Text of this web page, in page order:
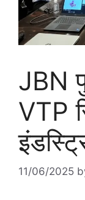
JBN
VTP
11/06/2025